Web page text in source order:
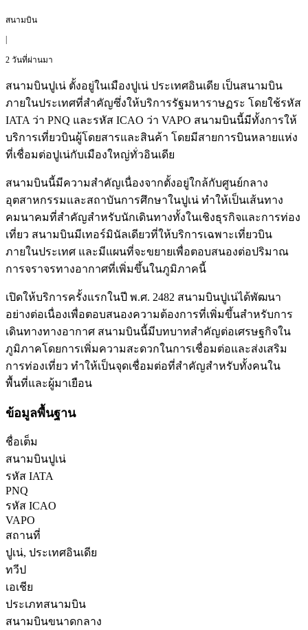
สนามบิน
|
2 วันที่ผ่านมา
สนามบินปูเน่ ตั้งอยู่ในเมืองปูเน่ ประเทศอินเดีย เป็นสนามบิน
ภายในประเทศที่สำคัญซึ่งให้บริการรัฐมหาราษฏระ โดยใช้รหัส
IATA ว่า PNQ และรหัส ICAO ว่า VAPO สนามบินนี้มีทั้งการให้
บริการเที่ยวบินผู้โดยสารและสินค้า โดยมีสายการบินหลายแห่ง
ที่เชื่อมต่อปูเน่กับเมืองใหญ่ทั่วอินเดีย
สนามบินนี้มีความสำคัญเนื่องจากตั้งอยู่ใกล้กับศูนย์กลาง
อุตสาหกรรมและสถาบันการศึกษาในปูเน่ ทำให้เป็นเส้นทาง
คมนาคมที่สำคัญสำหรับนักเดินทางทั้งในเชิงธุรกิจและการท่อง
เที่ยว สนามบินมีเทอร์มินัลเดียวที่ให้บริการเฉพาะเที่ยวบิน
ภายในประเทศ และมีแผนที่จะขยายเพื่อตอบสนองต่อปริมาณ
การจราจรทางอากาศที่เพิ่มขึ้นในภูมิภาคนี้
เปิดให้บริการครั้งแรกในปี พ.ศ. 2482 สนามบินปูเน่ได้พัฒนา
อย่างต่อเนื่องเพื่อตอบสนองความต้องการที่เพิ่มขึ้นสำหรับการ
เดินทางทางอากาศ สนามบินนี้มีบทบาทสำคัญต่อเศรษฐกิจใน
ภูมิภาคโดยการเพิ่มความสะดวกในการเชื่อมต่อและส่งเสริม
การท่องเที่ยว ทำให้เป็นจุดเชื่อมต่อที่สำคัญสำหรับทั้งคนใน
พื้นที่และผู้มาเยือน
ข้อมูลพื้นฐาน
ชื่อเต็ม
สนามบินปูเน่
รหัส IATA
PNQ
รหัส ICAO
VAPO
สถานที่
ปูเน่, ประเทศอินเดีย
ทวีป
เอเชีย
ประเภทสนามบิน
สนามบินขนาดกลาง